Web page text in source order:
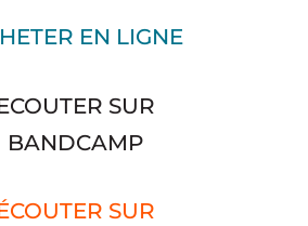
EN LIGNE
SUR
BANDCAMP
SUR